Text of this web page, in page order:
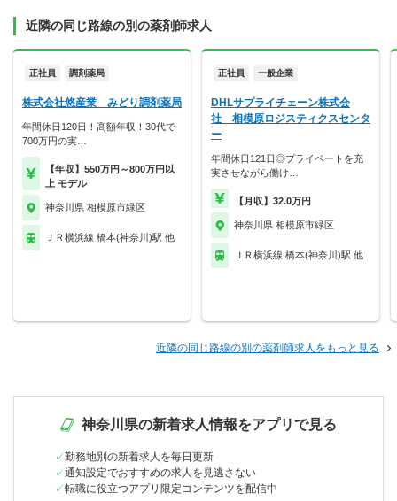
近隣の同じ路線の別の薬剤師求人
正社員 調剤薬局
株式会社悠産業 みどり調剤薬局
年間休日120日！高額年収！30代で
700万円の実…
【年収】550万円～800万円以
上 モデル
神奈川県 相模原市緑区
ＪＲ横浜線 橋本(神奈川)駅 他
正社員 一般企業
DHLサプライチェーン株式会
社 相模原ロジスティクスセンタ
ー
年間休日121日◎プライベートを充
実させながら働け…
【月収】32.0万円
神奈川県 相模原市緑区
ＪＲ横浜線 橋本(神奈川)駅 他
近隣の同じ路線の別の薬剤師求人をもっと見る
神奈川県の新着求人情報をアプリで見る
勤務地別の新着求人を毎日更新
通知設定でおすすめの求人を見逃さない
転職に役立つアプリ限定コンテンツを配信中